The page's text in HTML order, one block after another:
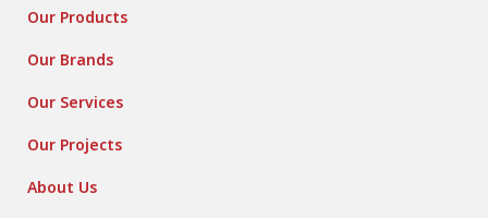
Our Products
Our Brands
Our Services
Our Projects
About Us